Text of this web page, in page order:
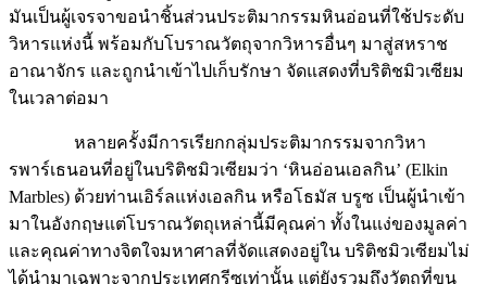
มันเป็นผู้เจรจาขอนำชิ้นส่วนประติมากรรมหินอ่อนที่ใช้ประดับ
วิหารแห่งนี้ พร้อมกับโบราณวัตถุจากวิหารอื่นๆ มาสู่สหราช
อาณาจักร และถูกนำเข้าไปเก็บรักษา จัดแสดงที่บริติชมิวเซียม
ในเวลาต่อมา
หลายครั้งมีการเรียกกลุ่มประติมากรรมจากวิหา
รพาร์เธนอนที่อยู่ในบริติชมิวเซียมว่า ‘หินอ่อนเอลกิน’ (Elkin
Marbles) ด้วยท่านเอิร์ลแห่งเอลกิน หรือโธมัส บรูซ เป็นผู้นำเข้า
มาในอังกฤษแต่โบราณวัตถุเหล่านี้มีคุณค่า ทั้งในแง่ของมูลค่า
และคุณค่าทางจิตใจมหาศาลที่จัดแสดงอยู่ใน บริติชมิวเซียมไม่
ได้นำมาเฉพาะจากประเทศกรีซเท่านั้น แต่ยังรวมถึงวัตถุที่ขน